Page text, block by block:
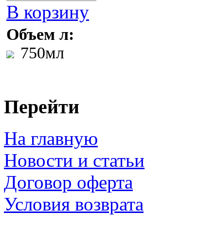
В корзину
Объем л:
750мл
Перейти
На главную
Новости и статьи
Договор оферта
Условия возврата